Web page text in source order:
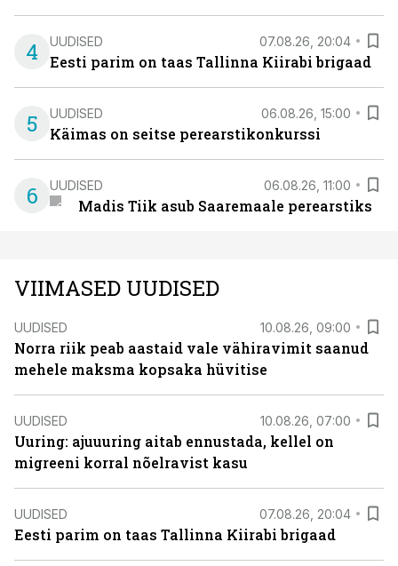
4 UUDISED 07.08.26, 20:04
Eesti parim on taas Tallinna Kiirabi brigaad
5 UUDISED 06.08.26, 15:00
Käimas on seitse perearstikonkurssi
6 UUDISED 06.08.26, 11:00
Madis Tiik asub Saaremaale perearstiks
VIIMASED UUDISED
UUDISED 10.08.26, 09:00
Norra riik peab aastaid vale vähiravimit saanud
mehele maksma kopsaka hüvitise
UUDISED 10.08.26, 07:00
Uuring: ajuuuring aitab ennustada, kellel on
migreeni korral nõelravist kasu
UUDISED 07.08.26, 20:04
Eesti parim on taas Tallinna Kiirabi brigaad